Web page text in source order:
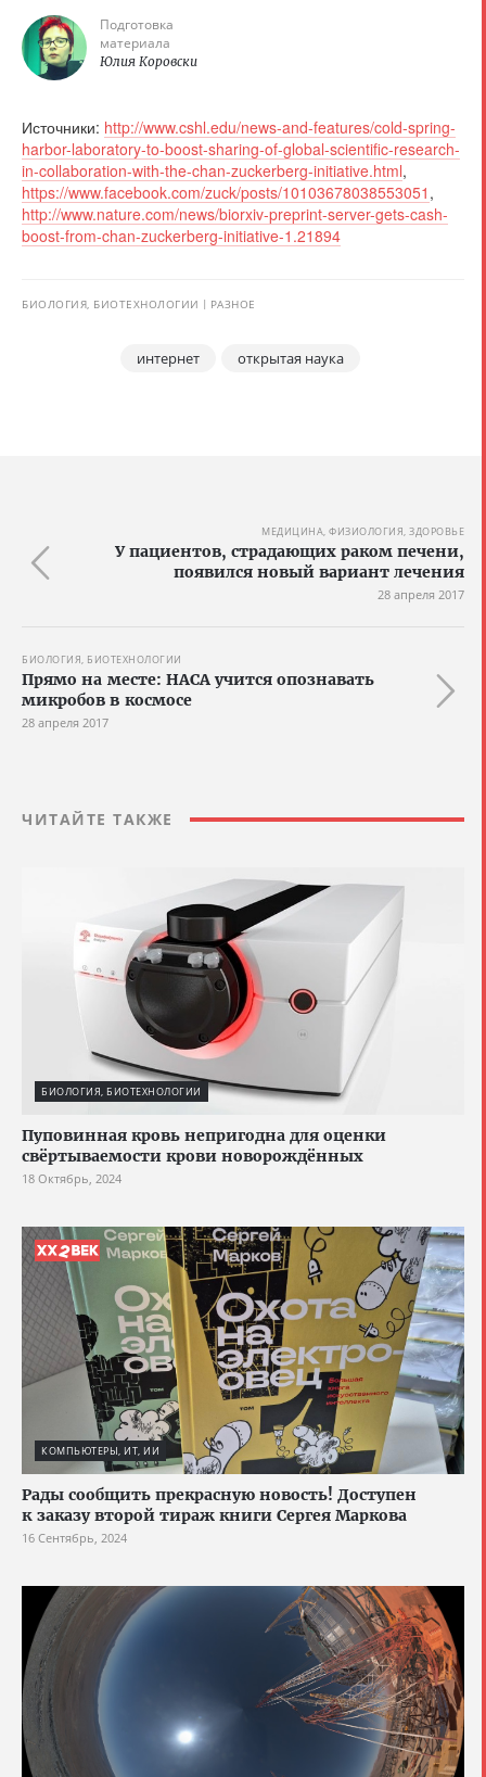
Подготовка
материала
Юлия Коровски
Источники: http://www.cshl.edu/news-and-features/cold-spring-
harbor-laboratory-to-boost-sharing-of-global-scientific-research-
in-collaboration-with-the-chan-zuckerberg-initiative.html,
https://www.facebook.com/zuck/posts/10103678038553051 ,
http://www.nature.com/news/biorxiv-preprint-server-gets-cash-
boost-from-chan-zuckerberg-initiative-1.21894
БИОЛОГИЯ, БИОТЕХНОЛОГИИ РАЗНОЕ
интернет открытая наука
МЕДИЦИНА, ФИЗИОЛОГИЯ, ЗДОРОВЬЕ
У пациентов, страдающих раком печени,
появился новый вариант лечения
28 апреля 2017
БИОЛОГИЯ, БИОТЕХНОЛОГИИ
Прямо на месте: НАСА учится опознавать
микробов в космосе
28 апреля 2017
ЧИТАЙТЕ ТАКЖЕ
БИОЛОГИЯ, БИОТЕХНОЛОГИИ
Пуповинная кровь непригодна для оценки
свёртываемости крови новорождённых
18 Октябрь, 2024
КОМПЬЮТЕРЫ, ИТ, ИИ
Рады сообщить прекрасную новость! Доступен
к заказу второй тираж книги Сергея Маркова
16 Сентябрь, 2024